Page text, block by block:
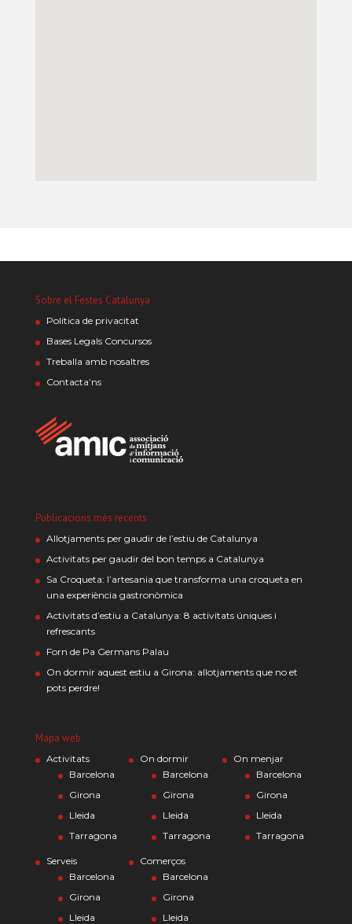
Sobre el Festes Catalunya
Política de privacitat
Bases Legals Concursos
Treballa amb nosaltres
Contacta’ns
Publicacions més recents
Allotjaments per gaudir de l’estiu de Catalunya
Activitats per gaudir del bon temps a Catalunya
Sa Croqueta: l’artesania que transforma una croqueta en
una experiència gastronòmica
Activitats d’estiu a Catalunya: 8 activitats úniques i
refrescants
Forn de Pa Germans Palau
On dormir aquest estiu a Girona: allotjaments que no et
pots perdre!
Mapa web
Activitats
Barcelona
Girona
Lleida
Tarragona
On dormir
Barcelona
Girona
Lleida
Tarragona
On menjar
Barcelona
Girona
Lleida
Tarragona
Serveis
Barcelona
Girona
Lleida
Comerços
Barcelona
Girona
Lleida